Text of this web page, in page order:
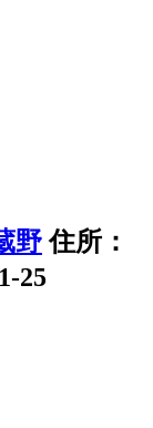
住所：
25